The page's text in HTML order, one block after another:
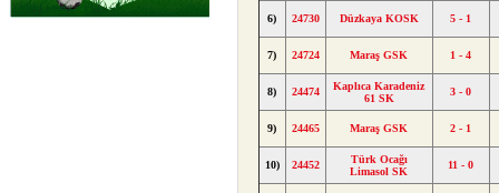
6) 24730 Düzkaya KOSK 5 - 1
7) 24724 Maraş GSK 1 - 4
8) 24474
Kaplıca Karadeniz
61 SK
3 - 0
9) 24465 Maraş GSK 2 - 1
10) 24452
Türk Ocağı
Limasol SK
11 - 0